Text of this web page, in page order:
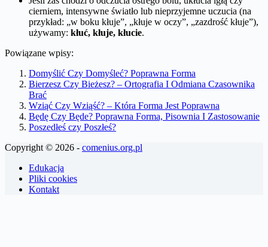
cierniem, intensywne światło lub nieprzyjemne uczucia (na
przykład: „w boku kłuje”, „kłuje w oczy”, „zazdrość kłuje”),
używamy: kłuć, kłuje, kłucie.
Powiązane wpisy:
Domyślić Czy Domyśleć? Poprawna Forma
Bierzesz Czy Bieżesz? – Ortografia I Odmiana Czasownika
Brać
Wziąć Czy Wziąść? – Która Forma Jest Poprawna
Będę Czy Będe? Poprawna Forma, Pisownia I Zastosowanie
Poszedłeś czy Poszłeś?
Copyright © 2026 - comenius.org.pl
Edukacja
Pliki cookies
Kontakt